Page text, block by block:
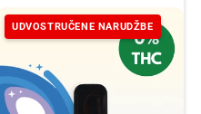
UDVOSTRUČENE NARUDŽBE